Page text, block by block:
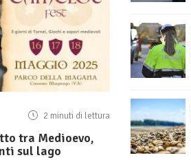
2 minuti di lettura
tra Medioevo,
sul lago